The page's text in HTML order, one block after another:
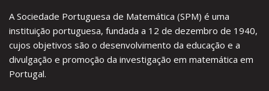
A Sociedade Portuguesa de Matemática (SPM) é uma
instituição portuguesa, fundada a 12 de dezembro de 1940,
cujos objetivos são o desenvolvimento da educação e a
divulgação e promoção da investigação em matemática em
Portugal.